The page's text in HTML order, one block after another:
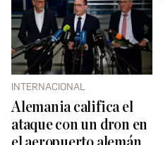
INTERNACIONAL
Alemania califica el
ataque con un dron en